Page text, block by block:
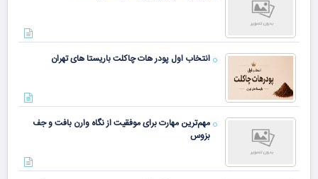
انتخاب اول پودر هات چاکلت باریستا های تهران
مهم‌ترین مهارت برای موفقیت از نگاه وارن بافت و جف
بزوس